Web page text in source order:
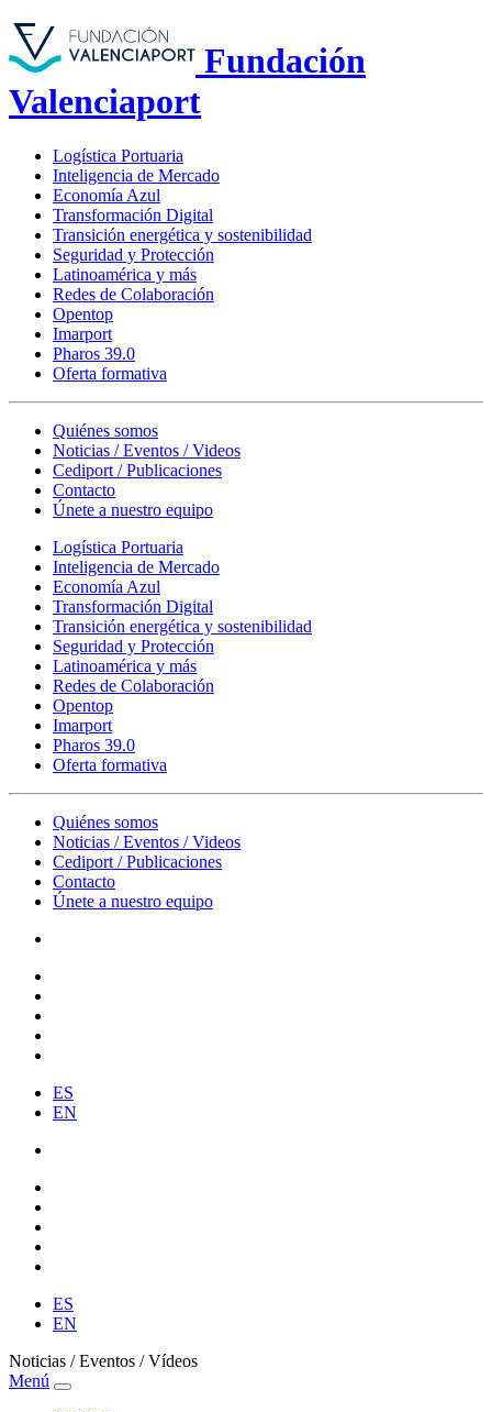
Fundación
Valenciaport
Logística Portuaria
Inteligencia de Mercado
Economía Azul
Transformación Digital
Transición energética y sostenibilidad
Seguridad y Protección
Latinoamérica y más
Redes de Colaboración
Opentop
Imarport
Pharos 39.0
Oferta formativa
Quiénes somos
Noticias / Eventos / Videos
Cediport / Publicaciones
Contacto
Únete a nuestro equipo
Logística Portuaria
Inteligencia de Mercado
Economía Azul
Transformación Digital
Transición energética y sostenibilidad
Seguridad y Protección
Latinoamérica y más
Redes de Colaboración
Opentop
Imarport
Pharos 39.0
Oferta formativa
Quiénes somos
Noticias / Eventos / Videos
Cediport / Publicaciones
Contacto
Únete a nuestro equipo
ES
EN
ES
EN
Noticias / Eventos / Vídeos
Menú